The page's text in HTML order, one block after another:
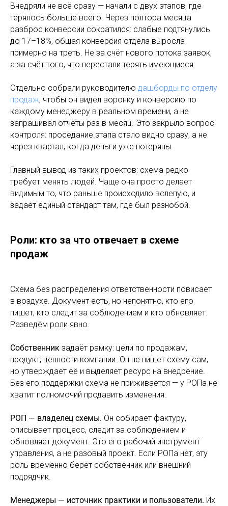
Внедряли не всё сразу — начали с двух этапов, где
терялось больше всего. Через полтора месяца
разброс конверсии сократился: слабые подтянулись
до 17–18%, общая конверсия отдела выросла
примерно на треть. Не за счёт нового потока заявок,
а за счёт того, что перестали терять имеющиеся.
Отдельно собрали руководителю дашборды по отделу
продаж, чтобы он видел воронку и конверсию по
каждому менеджеру в реальном времени, а не
запрашивал отчёты раз в месяц. Это закрыло вопрос
контроля: проседание этапа стало видно сразу, а не
через квартал, когда деньги уже потеряны.
Главный вывод из таких проектов: схема редко
требует менять людей. Чаще она просто делает
видимым то, что раньше происходило вслепую, и
задаёт единый стандарт там, где был разнобой.
Роли: кто за что отвечает в схеме
продаж
Схема без распределения ответственности повисает
в воздухе. Документ есть, но непонятно, кто его
пишет, кто следит за соблюдением и кто обновляет.
Разведём роли явно.
Собственник задаёт рамку: цели по продажам,
продукт, ценности компании. Он не пишет схему сам,
но утверждает её и выделяет ресурс на внедрение.
Без его поддержки схема не приживается — у РОПа не
хватит полномочий продавить изменения.
РОП — владелец схемы. Он собирает фактуру,
описывает процесс, следит за соблюдением и
обновляет документ. Это его рабочий инструмент
управления, а не разовый проект. Если РОПа нет, эту
роль временно берёт собственник или внешний
подрядчик.
Менеджеры — источник практики и пользователи. Их